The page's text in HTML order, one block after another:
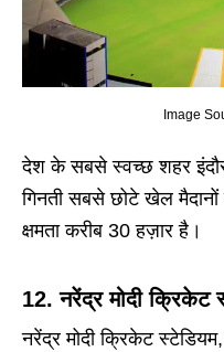
Image
देश के सबसे स्वच्छ शहर
गिनती सबसे छोटे खेल
क्षमता करीब 30 हज़ार है।
12. नरेंद्र मोदी क्रिकेट
नरेंद्र मोदी क्रिकेट